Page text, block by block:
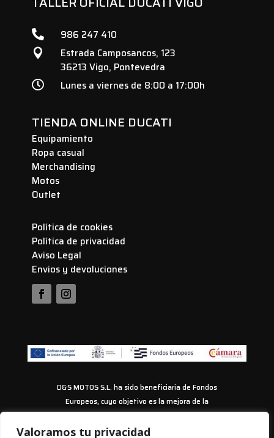
Valoramos tu privacidad
 986 247 410

Estrada Camposancos, 123
36213 Vigo, Pontevedra
 Lunes a viernes de 8:00 a 17:00h
TIENDA ONLINE DUCATI
Equipamiento
Ropa casual
Merchandising
Motos
Outlet
Política de cookies
Política de privacidad
Aviso Legal
Envios y devoluciones
D&S MOTOS S.L. ha sido beneficiaria de Fondos
Europeos, cuyo objetivo es la mejora de la
competitividad de las PYMES, y gracias al cual ha
puesto en marcha un Plan de Acción con el objetivo